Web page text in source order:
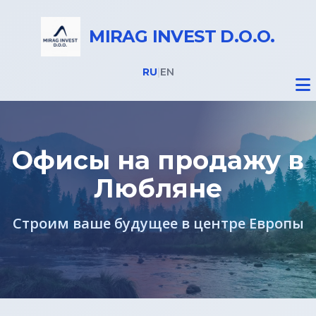
MIRAG INVEST D.O.O.
RU EN
Недвижимость
Все объекты
Недвижимость в Словении
Офисы на продажу в
Любляне
Строим ваше будущее в центре Европы